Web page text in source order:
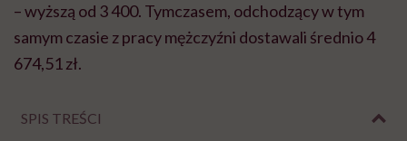
– wyższą od 3 400. Tymczasem, odchodzący w tym
samym czasie z pracy mężczyźni dostawali średnio 4
674,51 zł.
SPIS TREŚCI